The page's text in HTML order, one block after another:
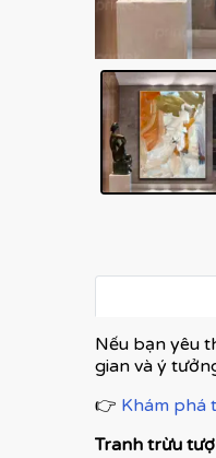
Nếu bạn yêu
gian và ý
👉 Khám phá
Tranh trừu